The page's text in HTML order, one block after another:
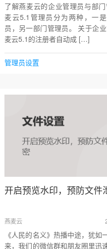
了解燕麦云的企业管理员与部
麦云5.1管理员分为两种，一
员，另一部门管理员。 关于企
麦云5.1的注册者自动成 […]
管理员设置
开启预览水印，预防文件
燕麦云
《人民的名义》热播中途，犹如
来，我们的微信群和朋友圈里迅